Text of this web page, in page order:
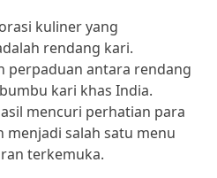
kuliner yang
rendang kari.
perpaduan antara rendang
kari khas India.
mencuri perhatian para
salah satu menu
terkemuka.